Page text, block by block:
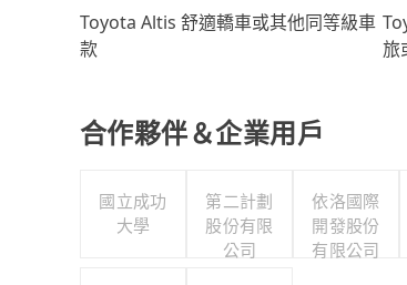
Toyota Altis 舒適轎車或其他同等級車
款
旅
合作夥伴＆企業用戶
國立成功
大學
第二計劃
股份有限
公司
依洛國際
開發股份
有限公司